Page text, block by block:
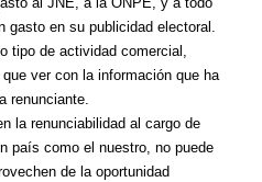
gasto en su publicidad electoral.
tipo de actividad comercial,
ver con la información que ha
renunciante.
la renunciabilidad al cargo de
país como el nuestro, no puede
de la oportunidad